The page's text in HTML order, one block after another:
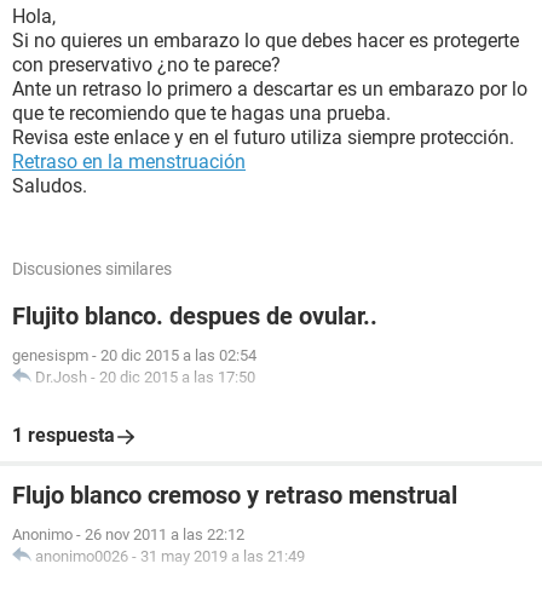
Hola,
Si no quieres un embarazo lo que debes hacer es protegerte
con preservativo ¿no te parece?
Ante un retraso lo primero a descartar es un embarazo por lo
que te recomiendo que te hagas una prueba.
Revisa este enlace y en el futuro utiliza siempre protección.
Retraso en la menstruación
Saludos.
Discusiones similares
Flujito blanco. despues de ovular..
genesispm - 20 dic 2015 a las 02:54
Dr.Josh - 20 dic 2015 a las 17:50
1 respuesta
Flujo blanco cremoso y retraso menstrual
Anonimo - 26 nov 2011 a las 22:12
anonimo0026 - 31 may 2019 a las 21:49